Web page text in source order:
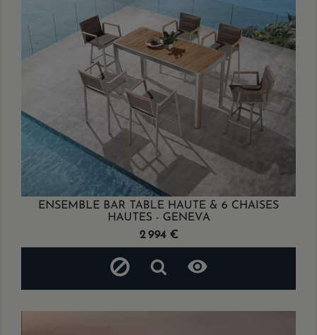
ENSEMBLE BAR TABLE HAUTE & 6 CHAISES
HAUTES - GENEVA
Prix
2 994 €
